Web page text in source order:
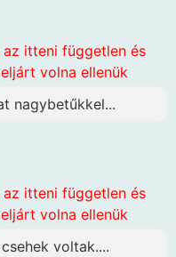
itteni független és
volna ellenük
nagybetűkkel...
itteni független és
volna ellenük
voltak....